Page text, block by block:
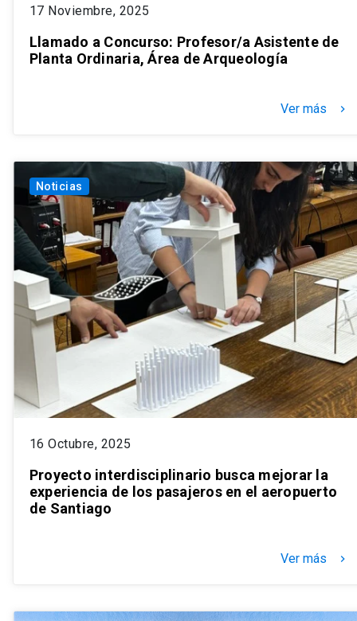
17 Noviembre, 2025
Llamado a Concurso: Profesor/a Asistente de
Planta Ordinaria, Área de Arqueología
Ver más keyboard_arrow_right
Noticias
16 Octubre, 2025
Proyecto interdisciplinario busca mejorar la
experiencia de los pasajeros en el aeropuerto
de Santiago
Ver más keyboard_arrow_right